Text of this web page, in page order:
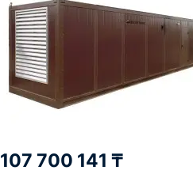
107 700 141 ₸